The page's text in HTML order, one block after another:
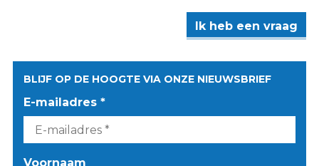
Ik heb een vraag
BLIJF OP DE HOOGTE VIA ONZE NIEUWSBRIEF
E-mailadres *
Voornaam